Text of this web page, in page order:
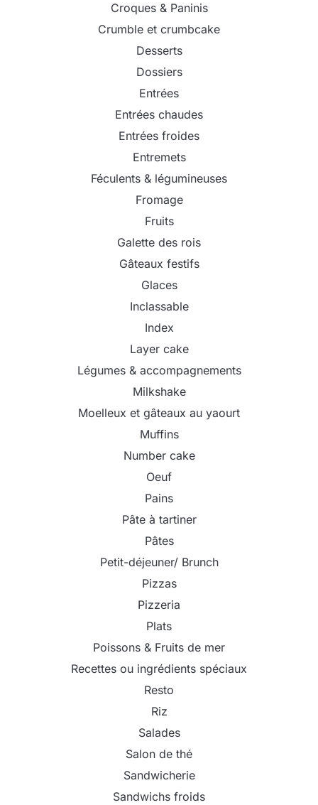
Croques & Paninis
Crumble et crumbcake
Desserts
Dossiers
Entrées
Entrées chaudes
Entrées froides
Entremets
Féculents & légumineuses
Fromage
Fruits
Galette des rois
Gâteaux festifs
Glaces
Inclassable
Index
Layer cake
Légumes & accompagnements
Milkshake
Moelleux et gâteaux au yaourt
Muffins
Number cake
Oeuf
Pains
Pâte à tartiner
Pâtes
Petit-déjeuner/ Brunch
Pizzas
Pizzeria
Plats
Poissons & Fruits de mer
Recettes ou ingrédients spéciaux
Resto
Riz
Salades
Salon de thé
Sandwicherie
Sandwichs froids